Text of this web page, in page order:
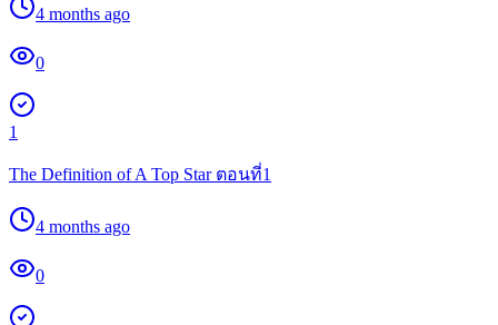
4 months ago
0
1
The Definition of A Top Star ตอนที่1
4 months ago
0